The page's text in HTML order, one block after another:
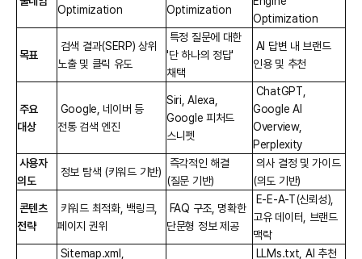
Optimization Optimization
Optimization
목표
검색 결과(SERP) 상위
노출 및 클릭 유도
특정 질문에 대한
'단 하나의 정답'
채택
AI 답변 내 브랜드
인용 및 추천
주요
대상
Google, 네이버 등
전통 검색 엔진
Siri, Alexa,
Google 피처드
스니펫
ChatGPT,
Google AI
Overview,
Perplexity
사용자
의도
정보 탐색 (키워드 기반)
즉각적인 해결
(질문 기반)
의사 결정 및 가이드
(의도 기반)
콘텐츠
전략
키워드 최적화, 백링크,
페이지 권위
FAQ 구조, 명확한
단문형 정보 제공
E-E-A-T(신뢰성),
고유 데이터, 브랜드
맥락
Sitemap.xml,
LLMs.txt, AI 추천